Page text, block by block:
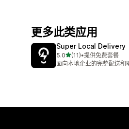
更多此类应用
Super Local Delivery
5.0星（满分 5 星）
(11)
总共 11 条评论
•提供免费套餐
面向本地企业的完整配送和